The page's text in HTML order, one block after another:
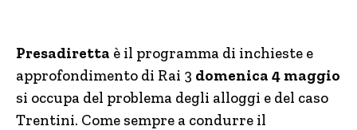
Presadiretta è il programma di inchieste e
approfondimento di Rai 3 domenica 4 maggio
si occupa del problema degli alloggi e del caso
Trentini. Come sempre a condurre il